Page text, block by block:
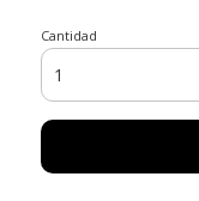
Cantidad